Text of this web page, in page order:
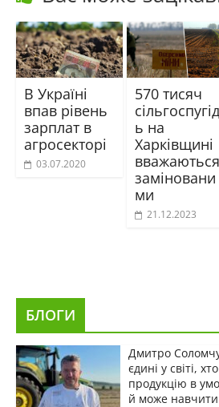
В Україні
впав рівень
зарплат в
агросекторі
03.07.2020
570 тисяч
сільгоспугід
ь на
Харківщині
вважаються
заміновани
ми
21.12.2023
БЛОГИ
Дмитро
єдині у світі,
продукцію в
й може